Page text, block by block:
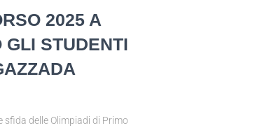
2025 A
STUDENTI
delle Olimpiadi di Primo